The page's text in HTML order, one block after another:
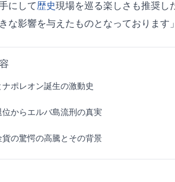
にして歴史現場を巡る楽しさも推奨し
な影響を与えたものとなっております
ナポレオン誕生の激動史
からエルバ島流刑の真実
の驚愕の高騰とその背景